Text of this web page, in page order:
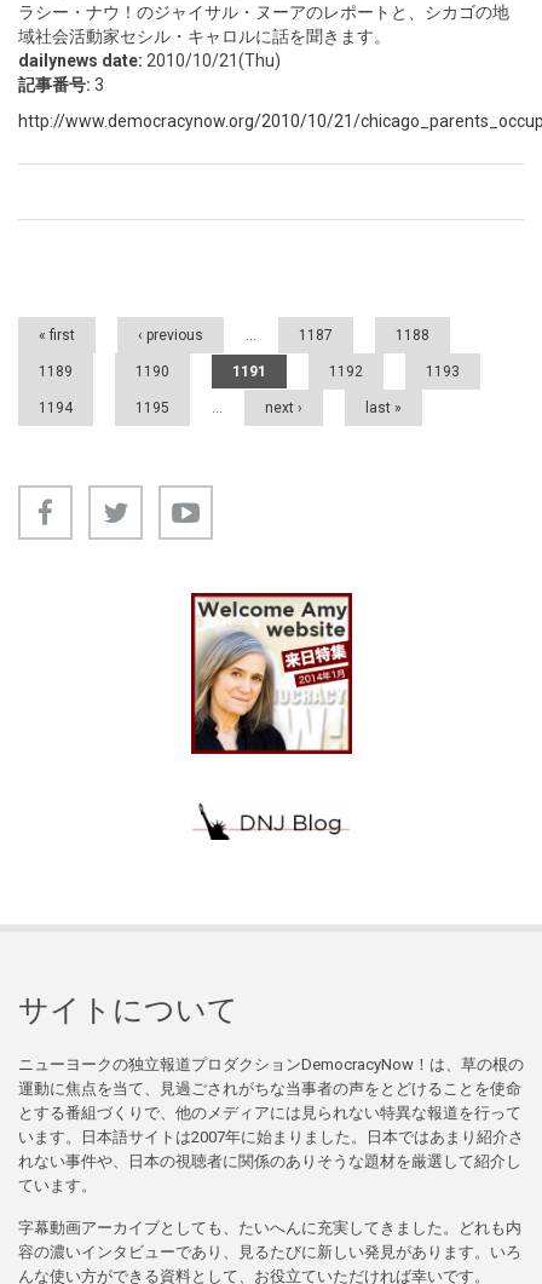
ラシー・ナウ！のジャイサル・ヌーアのレポートと、シカゴの地
域社会活動家セシル・キャロルに話を聞きます。
dailynews date: 2010/10/21(Thu)
記事番号: 3
http://www.democracynow.org/2010/10/21/
« first ‹ previous … 1187 1188
1189 1190 1191 1192 1193
1194 1195 … next › last »
サイトについて
ニューヨークの独立報道プロダクションDemocracyNow！は、草の根の
運動に焦点を当て、見過ごされがちな当事者の声をとどけることを使命
とする番組づくりで、他のメディアには見られない特異な報道を行って
います。日本語サイトは2007年に始まりました。日本ではあまり紹介さ
れない事件や、日本の視聴者に関係のありそうな題材を厳選して紹介し
ています。
字幕動画アーカイブとしても、たいへんに充実してきました。どれも内
容の濃いインタビューであり、見るたびに新しい発見があります。いろ
んな使い方ができる資料として、お役立ていただければ幸いです。